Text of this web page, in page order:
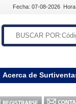
Fecha: 07-08-2026
Acerca de